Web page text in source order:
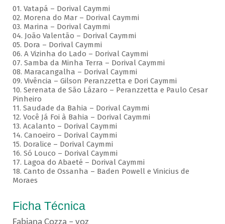
01. Vatapá – Dorival Caymmi
02. Morena do Mar – Dorival Caymmi
03. Marina – Dorival Caymmi
04. João Valentão – Dorival Caymmi
05. Dora – Dorival Caymmi
06. A Vizinha do Lado – Dorival Caymmi
07. Samba da Minha Terra – Dorival Caymmi
08. Maracangalha – Dorival Caymmi
09. Vivência – Gilson Peranzzetta e Dori Caymmi
10. Serenata de São Lázaro – Peranzzetta e Paulo Cesar
Pinheiro
11. Saudade da Bahia – Dorival Caymmi
12. Você Já Foi à Bahia – Dorival Caymmi
13. Acalanto – Dorival Caymmi
14. Canoeiro – Dorival Caymmi
15. Doralice – Dorival Caymmi
16. Só Louco – Dorival Caymmi
17. Lagoa do Abaeté – Dorival Caymmi
18. Canto de Ossanha – Baden Powell e Vinicius de
Moraes
Ficha Técnica